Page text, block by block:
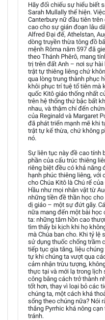
Hãy đối chiếu sự hiểu biết
Sarah Mullally thể hiện.
Canterbury nữ đầu tiên
cao cho sự gián đoạn lâu
Alfred Đại đế, Athelstan,
dòng truyền thừa tông đồ
mệnh Rôma năm 597 đã
theo Thánh Phêrô, mang
trị trên đất Anh – nơi sự hài
trật tự thiêng liêng chứ
qua lòng trung thành phục
khôi phục trí tuệ tổ tiên mà
quốc Kitô giáo thống nhất
trên hệ thống thứ bậc bất
nhau, và thậm chí đến
của Reginald và Margaret
đã phát triển mạnh mẽ khi
trật tự kế thừa, chứ không
nó.
Sự liên tục này đề cao tính
phần của cấu trúc thiêng
riêng biệt đều có khả năng
hạnh phúc thiêng liêng,
cho Chúa Kitô là Chú rể
Hầu như mọi nhân vật từ
những tiền đề thần học
dị giáo – một sự đứt gãy.
nữa mang đến một bài học
ta: những tâm hồn cao
tìm thấy bi kịch khi họ
mà Chúa ban cho. Khi tỷ lệ
sử dụng thuốc chống trầm
tiếp tục gia tăng, liệu
tự khi chúng ta vượt qua
cảm nhận trừu tượng,
thực tại và mới lạ trong lịch
công bằng cách trở thành
tốt hơn, thay vì loại bỏ các
chúng ta, một cách khá
sống theo chúng nữa? Nói
thắng Pyrrhic khá nông
tránh.